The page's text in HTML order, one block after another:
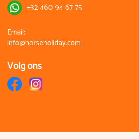
+32 460 94 67 75
Email:
info@horseholiday.com
Volg ons